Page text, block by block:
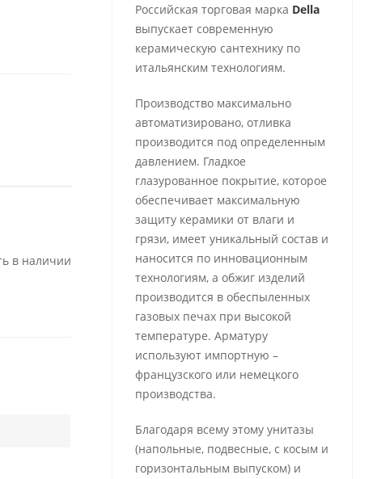
в наличии
Российская торговая марка Della
выпускает современную
керамическую сантехнику по
итальянским технологиям.
Производство максимально
автоматизировано, отливка
производится под определенным
давлением. Гладкое
глазурованное покрытие, которое
обеспечивает максимальную
защиту керамики от влаги и
грязи, имеет уникальный состав и
наносится по инновационным
технологиям, а обжиг изделий
производится в обеспыленных
газовых печах при высокой
температуре. Арматуру
используют импортную –
французского или немецкого
производства.
Благодаря всему этому унитазы
(напольные, подвесные, с косым и
горизонтальным выпуском) и